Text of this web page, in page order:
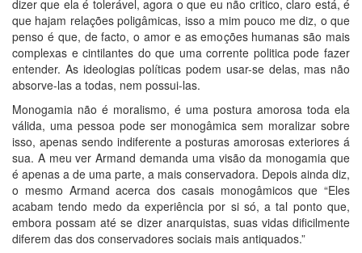
dizer que ela é tolerável, agora o que eu não critico, claro está, é
que hajam relações poligâmicas, isso a mim pouco me diz, o que
penso é que, de facto, o amor e as emoções humanas são mais
complexas e cintilantes do que uma corrente politica pode fazer
entender. As ideologias políticas podem usar-se delas, mas não
absorve-las a todas, nem possui-las.
Monogamia não é moralismo, é uma postura amorosa toda ela
válida, uma pessoa pode ser monogâmica sem moralizar sobre
isso, apenas sendo indiferente a posturas amorosas exteriores á
sua. A meu ver Armand demanda uma visão da monogamia que
é apenas a de uma parte, a mais conservadora. Depois ainda diz,
o mesmo Armand acerca dos casais monogâmicos que “Eles
acabam tendo medo da experiência por si só, a tal ponto que,
embora possam até se dizer anarquistas, suas vidas dificilmente
diferem das dos conservadores sociais mais antiquados.”